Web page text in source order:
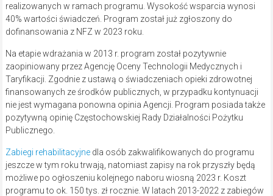
realizowanych w ramach programu. Wysokość wsparcia wynosi
40% wartości świadczeń. Program został już zgłoszony do
dofinansowania z NFZ w 2023 roku.
Na etapie wdrażania w 2013 r. program został pozytywnie
zaopiniowany przez Agencję Oceny Technologii Medycznych i
Taryfikacji. Zgodnie z ustawą o świadczeniach opieki zdrowotnej
finansowanych ze środków publicznych, w przypadku kontynuacji
nie jest wymagana ponowna opinia Agencji. Program posiada także
pozytywną opinię Częstochowskiej Rady Działalności Pożytku
Publicznego.
Zabiegi rehabilitacyjnedla osób zakwalifikowanych do programu
jeszcze w tym roku trwają, natomiast zapisy na rok przyszły będą
możliwe po ogłoszeniu kolejnego naboru wiosną 2023 r. Koszt
programu to ok. 150 tys. zł rocznie. W latach 2013-2022 z zabiegów